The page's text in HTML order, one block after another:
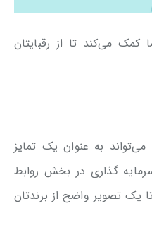
کمک می‌کند تا از رقبایتان
می‌تواند به عنوان یک تمایز
گذاری در بخش روابط
یک تصویر واضح از برندتان